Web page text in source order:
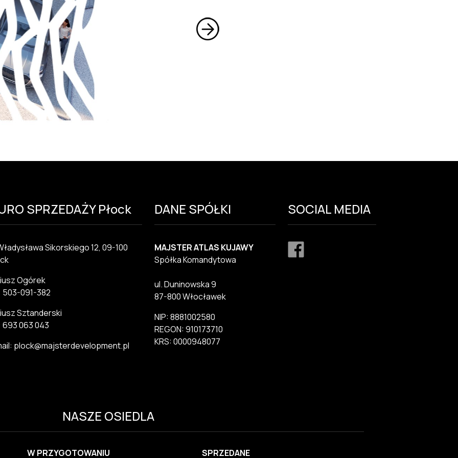
SPRZEDAŻY Płock
Sikorskiego 12, 09-100
Ogórek
503-091-382
Sztanderski
693 063 043
plock@majsterdevelopment.pl
DANE SPÓŁKI
MAJSTER ATLAS KUJAWY
Spółka Komandytowa
ul. Duninowska 9
87-800 Włocławek
NIP: 8881002580
REGON: 910173710
KRS: 0000948077
SOCIAL MEDIA
NASZE OSIEDLA
W PRZYGOTOWANIU SPRZEDANE